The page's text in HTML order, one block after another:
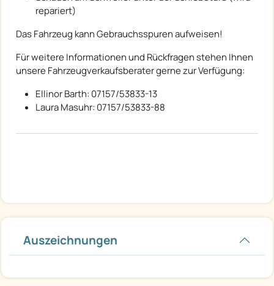
repariert)
Das Fahrzeug kann Gebrauchsspuren aufweisen!
Für weitere Informationen und Rückfragen stehen Ihnen
unsere Fahrzeugverkaufsberater gerne zur Verfügung:
Ellinor Barth: 07157/53833-13
Laura Masuhr: 07157/53833-88
Auszeichnungen